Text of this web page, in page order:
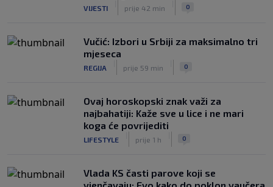
VIJESTI prije 42 min 0
Vučić: Izbori u Srbiji za maksimalno tri
mjeseca
REGIJA prije 59 min 0
Ovaj horoskopski znak važi za
najbahatiji: Kaže sve u lice i ne mari
koga će povrijediti
LIFESTYLE prije 1 h 0
Vlada KS časti parove koji se